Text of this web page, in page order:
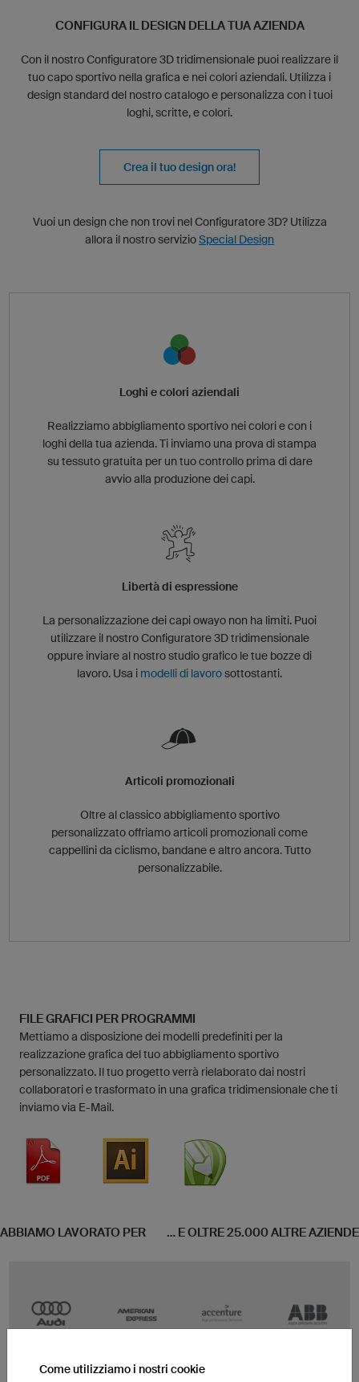
CONFIGURA IL DESIGN DELLA TUA AZIENDA
Con il nostro Configuratore 3D tridimensionale puoi realizzare il
tuo capo sportivo nella grafica e nei colori aziendali. Utilizza i
design standard del nostro catalogo e personalizza con i tuoi
loghi, scritte, e colori.
Crea il tuo design ora!
Vuoi un design che non trovi nel Configuratore 3D? Utilizza
allora il nostro servizioSpecial Design
Loghi e colori aziendali
Realizziamo abbigliamento sportivo nei colori e con i
loghi della tua azienda. Ti inviamo una prova di stampa
su tessuto gratuita per un tuo controllo prima di dare
avvio alla produzione dei capi.
Libertà di espressione
La personalizzazione dei capi owayo non ha limiti. Puoi
utilizzare il nostro Configuratore 3D tridimensionale
oppure inviare al nostro studio grafico le tue bozze di
lavoro. Usa i modelli di lavorosottostanti.
Articoli promozionali
Oltre al classico abbigliamento sportivo
personalizzato offriamo articoli promozionali come
cappellini da ciclismo, bandane e altro ancora. Tutto
personalizzabile.
FILE GRAFICI PER PROGRAMMI
Mettiamo a disposizione dei modelli predefiniti per la
realizzazione grafica del tuo abbigliamento sportivo
personalizzato. Il tuo progetto verrà rielaborato dai nostri
collaboratori e trasformato in una grafica tridimensionale che ti
inviamo via E-Mail.
ABBIAMO LAVORATO PER ... E OLTRE 25.000 ALTRE AZIENDE
Come utilizziamo i nostri cookie